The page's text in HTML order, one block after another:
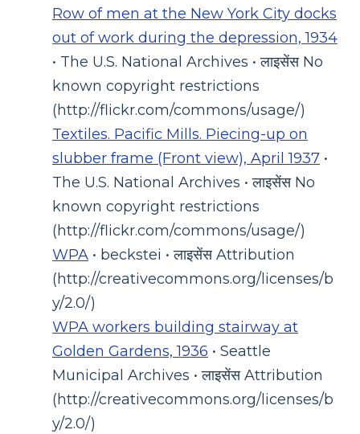
Row of men at the New York City docks
out of work during the depression, 1934
• The U.S. National Archives • लाइसेंस No
known copyright restrictions
(http://flickr.com/commons/usage/)
Textiles. Pacific Mills. Piecing-up on
slubber frame (Front view), April 1937 •
The U.S. National Archives • लाइसेंस No
known copyright restrictions
(http://flickr.com/commons/usage/)
WPA • beckstei • लाइसेंस Attribution
(http://creativecommons.org/licenses/b
y/2.0/)
WPA workers building stairway at
Golden Gardens, 1936 • Seattle
Municipal Archives • लाइसेंस Attribution
(http://creativecommons.org/licenses/b
y/2.0/)